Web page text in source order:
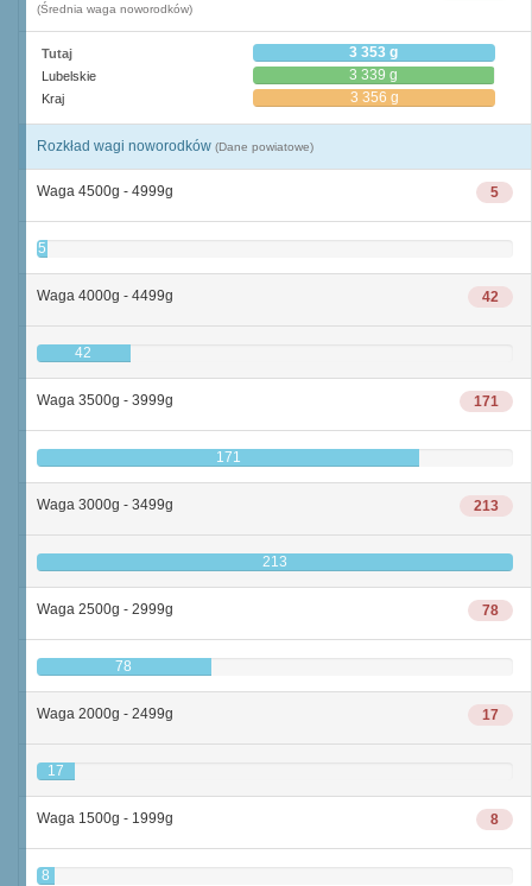
(Średnia waga noworodków)
Tutaj 3 353 g
Lubelskie 3 339 g
Kraj 3 356 g
Rozkład wagi noworodków (Dane powiatowe)
5
Waga 4500g - 4999g
5
42
Waga 4000g - 4499g
42
171
Waga 3500g - 3999g
171
213
Waga 3000g - 3499g
213
78
Waga 2500g - 2999g
78
17
Waga 2000g - 2499g
17
8
Waga 1500g - 1999g
8